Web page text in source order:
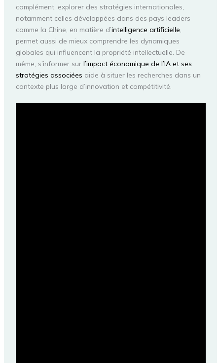
complément, explorer des stratégies internationales,
notamment celles développées dans des pays leaders
comme la Chine, en matière d’intelligence artificielle
permet aussi de mieux comprendre les dynamiques
globales qui influencent la propriété intellectuelle. De
même, s’informer sur l’impact économique de l’IA et ses
stratégies associées aide à situer les recherches dans un
contexte plus large d’innovation et compétitivité.